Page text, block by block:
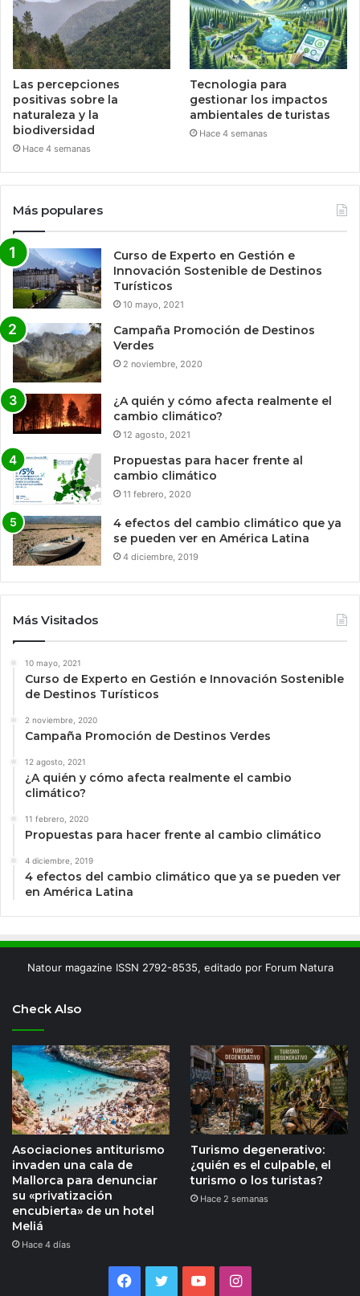
Las percepciones
positivas sobre la
naturaleza y la
biodiversidad
Hace 4 semanas
Tecnologia para
gestionar los impactos
ambientales de turistas
Hace 4 semanas
Más populares
Curso de Experto en Gestión e
Innovación Sostenible de Destinos
Turísticos
10 mayo, 2021
Campaña Promoción de Destinos
Verdes
2 noviembre, 2020
¿A quién y cómo afecta realmente el
cambio climático?
12 agosto, 2021
Propuestas para hacer frente al
cambio climático
11 febrero, 2020
4 efectos del cambio climático que ya
se pueden ver en América Latina
4 diciembre, 2019
Más Visitados
10 mayo, 2021
Curso de Experto en Gestión e Innovación Sostenible
de Destinos Turísticos
2 noviembre, 2020
Campaña Promoción de Destinos Verdes
12 agosto, 2021
¿A quién y cómo afecta realmente el cambio
climático?
11 febrero, 2020
Propuestas para hacer frente al cambio climático
4 diciembre, 2019
4 efectos del cambio climático que ya se pueden ver
en América Latina
Natour magazine ISSN 2792-8535, editado por Forum Natura
Check Also
Asociaciones antiturismo
invaden una cala de
Mallorca para denunciar
su «privatización
encubierta» de un hotel
Meliá
Hace 4 días
Turismo degenerativo:
¿quién es el culpable, el
turismo o los turistas?
Hace 2 semanas
Facebook
TwitterYouTubeInstagram